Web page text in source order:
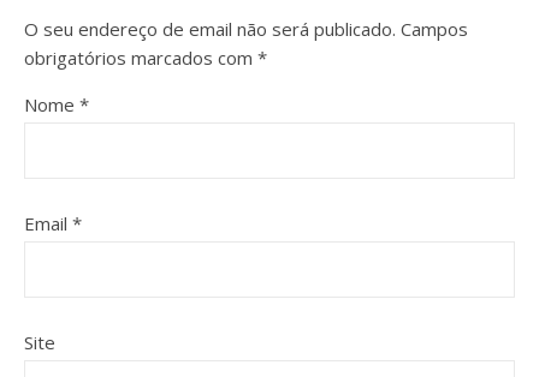
O seu endereço de email não será publicado. Campos
obrigatórios marcados com *
Nome *
Email *
Site